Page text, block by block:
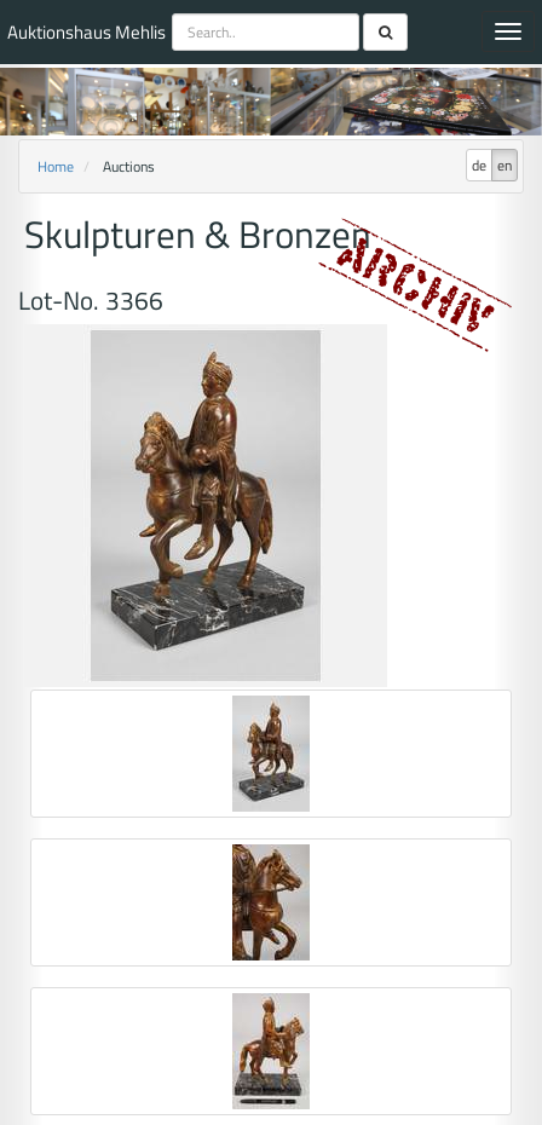
Auktionshaus Mehlis
de en
Home Auctions
Skulpturen & Bronzen
Lot-No. 3366